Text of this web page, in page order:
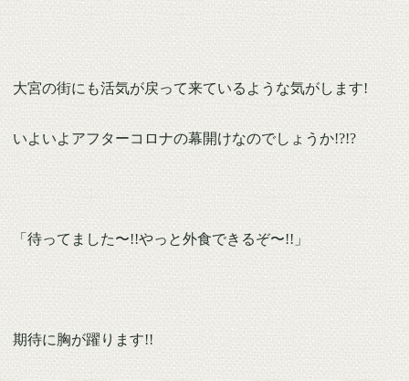
大宮の街にも活気が戻って来ているような気がします!
いよいよアフターコロナの幕開けなのでしょうか!?!?
「待ってました〜!!やっと外食できるぞ〜!!」
期待に胸が躍ります!!